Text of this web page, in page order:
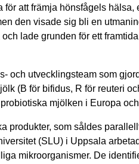
att främja hönsfågels hälsa,
den visade sig bli en
lade grunden för ett
och utvecklingsteam som
(B för bifidus, R för reuteri
mjölken i Europa
produkter, som såldes
(SLU) i Uppsala
mikroorganismer. De